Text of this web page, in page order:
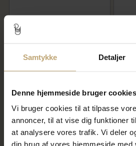
Samtykke Detaljer
Denne hjemmeside bruger cookies
Vi bruger cookies til at tilpasse
annoncer, til at vise dig funktioner
at analysere vores trafik. Vi deler
din brug af vores hjemmeside med
Studio Z "Name Tag -
595,00 kr